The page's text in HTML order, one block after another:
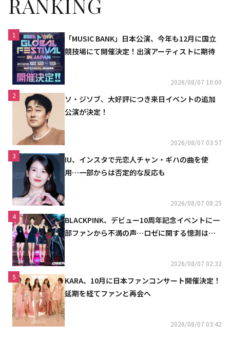
1
「MUSIC BANK」日本公演、今年も12月に国立
競技場にて開催決定！出演アーティストに期待
2026/08/07 10:00
2
ソ・ジソブ、大好評につき来日イベントの追加
公演が決定！
2026/08/07 03:57
3
IU、インスタで元恋人チャン・ギハの曲を使
用…一部からは否定的な反応も
2026/08/07 08:25
4
BLACKPINK、デビュー10周年記念イベントに一
部ファンから不満の声…ロゼに関する憶測は否
2026/08/07 02:32
5
KARA、10月に日本ファンコンサート開催決定！
延期を経てファンと再会へ
2026/08/07 03:42